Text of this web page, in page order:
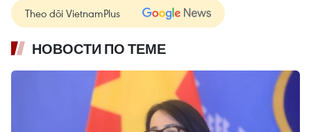
Theo dõi VietnamPlus
НОВОСТИ ПО ТЕМЕ